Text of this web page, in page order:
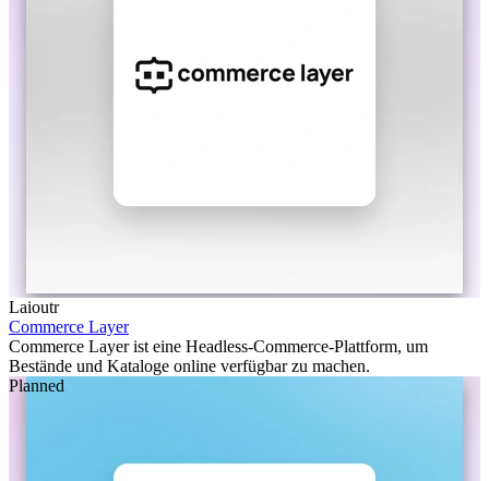
Laioutr
Commerce Layer
Commerce Layer ist eine Headless-Commerce-Plattform, um
Bestände und Kataloge online verfügbar zu machen.
Planned